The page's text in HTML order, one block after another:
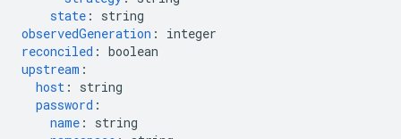
state :
string
observedGeneration :
integer
reconciled : boolean
upstream :
host :
string
password :
name :
string